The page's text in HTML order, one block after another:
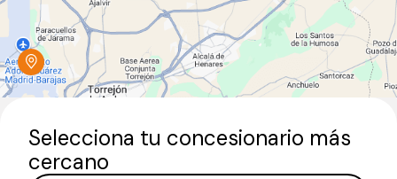
Selecciona tu concesionario más
cercano